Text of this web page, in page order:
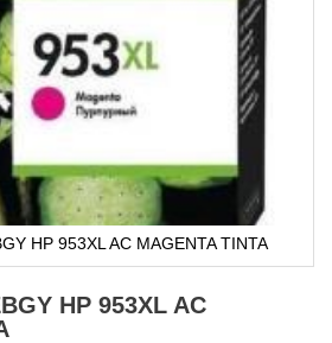
HP 953XL AC MAGENTA TINTA
HP 953XL AC